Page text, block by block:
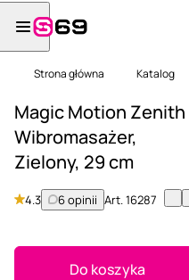
Strona główna Katalog
Magic Motion Zenith
Wibromasażer,
Zielony, 29 cm
4.3 6 opinii Art.16287
Do koszyka